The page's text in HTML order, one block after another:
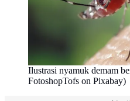
Ilustrasi nyamuk demam
FotoshopTofs on Pixabay)